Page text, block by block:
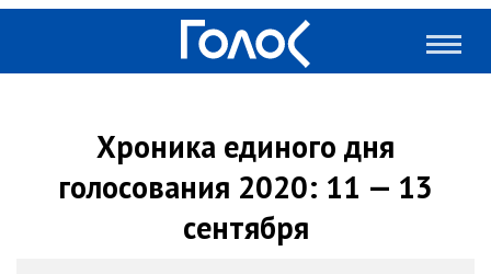
Хроника единого дня
голосования 2020: 11 — 13
сентября